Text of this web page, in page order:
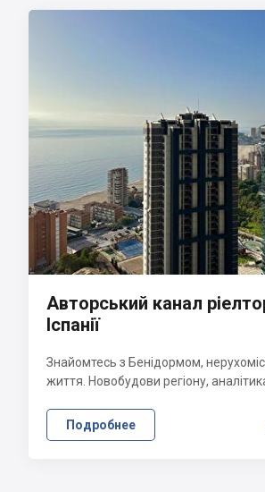
Авторський канал
Іспанії
Знайомтесь з Бенідормом,
життя. Новобудови регіону,
Подробнее